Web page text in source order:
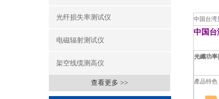
光纤损失率测试仪
电磁辐射测试仪
架空线缆测高仪
查看更多 >>
中国台湾
中国台
光纖功率
產品特色